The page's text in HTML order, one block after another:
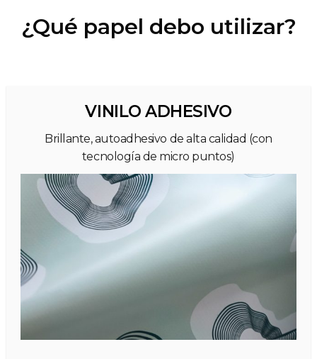
¿Qué papel debo utilizar?
VINILO ADHESIVO
Brillante, autoadhesivo de alta calidad (con
tecnología de micro puntos)